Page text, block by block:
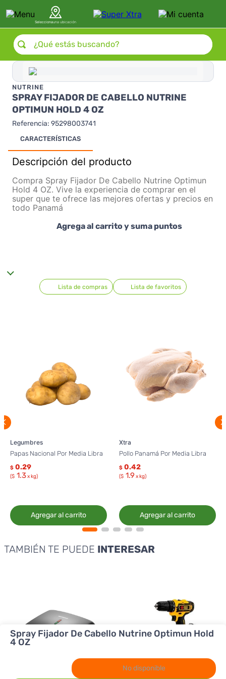
Seleccionauna ubicación
¿Qué estás buscando?
NUTRINE
SPRAY FIJADOR DE CABELLO NUTRINE
OPTIMUN HOLD 4 OZ
Referencia: 95298003741
CARACTERÍSTICAS
Descripción del producto
Compra Spray Fijador De Cabello Nutrine Optimun
Hold 4 OZ. Vive la experiencia de comprar en el
super que te ofrece las mejores ofertas y precios en
todo Panamá
Agrega al carrito y suma puntos
Lista de compras Lista de favoritos
Legumbres
Papas Nacional Por Media Libra
$ 0.29
($ 1.3x kg)
Agregar al carrito
Xtra
Pollo Panamá Por Media Libra
$ 0.42
($ 1.9 x kg)
Agregar al carrito
TAMBIÉN TE PUEDE INTERESAR
Spray Fijador De Cabello Nutrine Optimun Hold
4 OZ
No disponible